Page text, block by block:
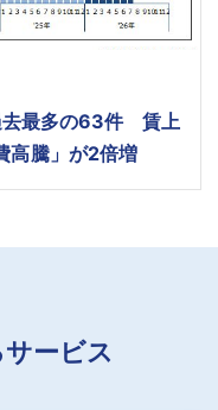
去最多の63件 賃上
高騰」が2倍増
ービス